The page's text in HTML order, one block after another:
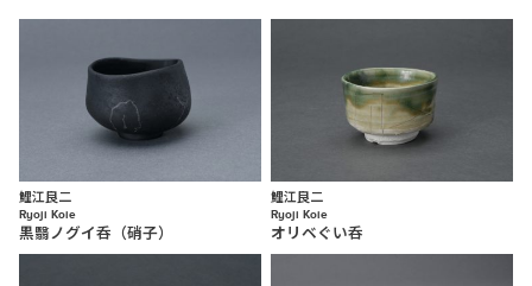
鯉江良二
Ryoji Koie
黒翳ノグイ呑（硝子）
鯉江良二
Ryoji Koie
オリベぐい呑